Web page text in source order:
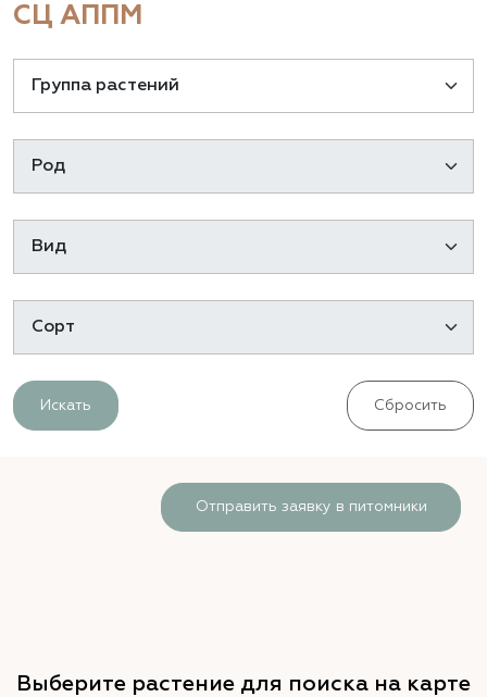
СЦ АППМ
Искать Сбросить
Отправить заявку в питомники
Выберите растение для поиска на карте